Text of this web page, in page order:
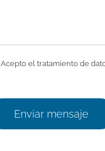
Acepto el tratamiento de
Enviar mensaje